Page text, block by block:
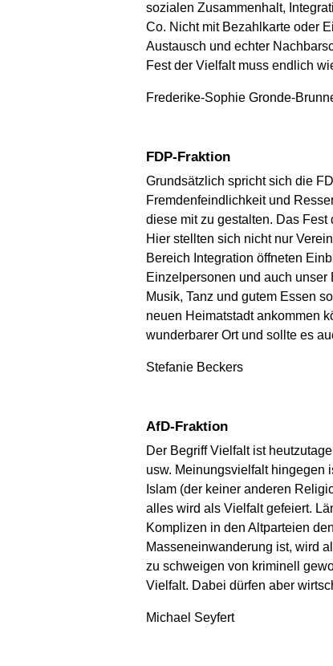
sozialen Zusammenhalt,
Co. Nicht mit Bezahlkarte oder
Austausch und echter
Fest der Vielfalt muss endlich
Frederike-Sophie Gronde-
FDP-Fraktion
Grundsätzlich spricht sich die
Fremdenfeindlichkeit und
diese mit zu gestalten. Das
Hier stellten sich nicht nur
Bereich Integration öffneten
Einzelpersonen und auch
Musik, Tanz und gutem Essen
neuen Heimatstadt ankommen
wunderbarer Ort und sollte es
Stefanie Beckers
AfD-Fraktion
Der Begriff Vielfalt ist
usw. Meinungsvielfalt hingegen
Islam (der keiner anderen
alles wird als Vielfalt gefeiert.
Komplizen in den Altparteien
Masseneinwanderung ist, wird
zu schweigen von kriminell
Vielfalt. Dabei dürfen aber
Michael Seyfert